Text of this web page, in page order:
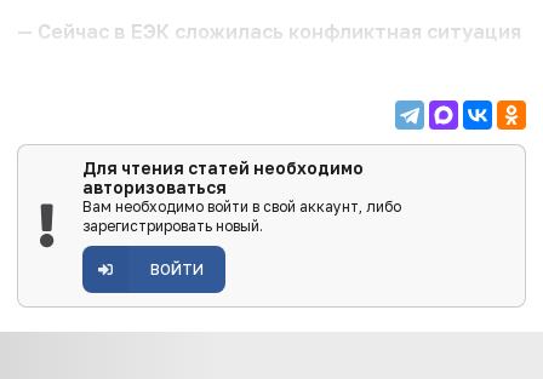
— Сейчас в ЕЭК сложилась конфликтная ситуация
Для чтения статей необходимо
авторизоваться
Вам необходимо войти в свой аккаунт, либо
зарегистрировать новый.
ВОЙТИ